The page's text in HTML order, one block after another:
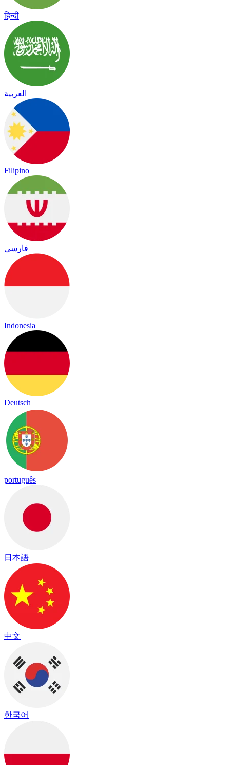
हिन्दी
العربية
Filipino
فارسی
Indonesia
Deutsch
português
日本語
中文
한국어